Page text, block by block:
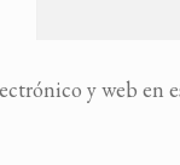
y web en